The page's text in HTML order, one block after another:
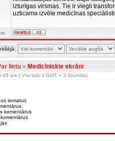
izturīgas virsmas. Tie ir viegli
uzticama izvēle medicīnas
lietu»Medicīniskie ekrāni
am | Visi laiki ir GMT + 3 Stundas
tematus
komentārus